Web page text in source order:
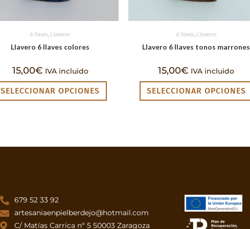
6 llaves, Llaveros
Llavero 6 llaves colores
15,00€ IVA incluido
SELECCIONAR OPCIONES
6 llaves, Llaveros
Llavero 6 llaves tonos marrones
15,00€ IVA incluido
SELECCIONAR OPCIONES
679 52 33 92
artesaniaenpielberdejo@hotmail.com
C/ Matías Carrica nº 5 50003 Zaragoza